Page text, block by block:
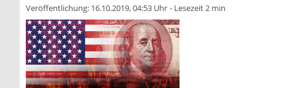
Veröffentlichung: 16.10.2019, 04:53 Uhr - Lesezeit 2 min